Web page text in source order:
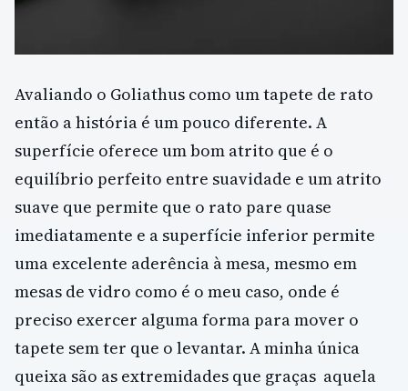
Avaliando o Goliathus como um tapete de rato
então a história é um pouco diferente. A
superfície oferece um bom atrito que é o
equilíbrio perfeito entre suavidade e um atrito
suave que permite que o rato pare quase
imediatamente e a superfície inferior permite
uma excelente aderência à mesa, mesmo em
mesas de vidro como é o meu caso, onde é
preciso exercer alguma forma para mover o
tapete sem ter que o levantar. A minha única
queixa são as extremidades que graças aquela